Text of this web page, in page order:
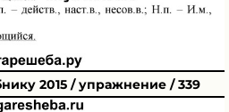
2015 / упражнение / 339